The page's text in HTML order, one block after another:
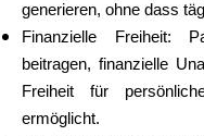
generieren, ohne dass
Finanzielle Freiheit:
beitragen, finanzielle
Freiheit für
ermöglicht.